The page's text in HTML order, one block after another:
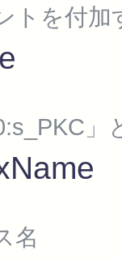
トを付加
」
名